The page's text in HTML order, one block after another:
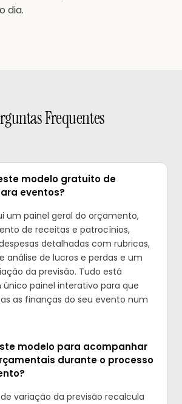
dia.
Frequentes
modelo gratuito de
eventos?
um painel geral do orçamento,
de receitas e patrocínios,
detalhadas com rubricas,
análise de lucros e perdas e um
da previsão. Tudo está
painel interativo para que
as finanças do seu evento num
modelo para acompanhar
durante o processo
variação da previsão recalcula